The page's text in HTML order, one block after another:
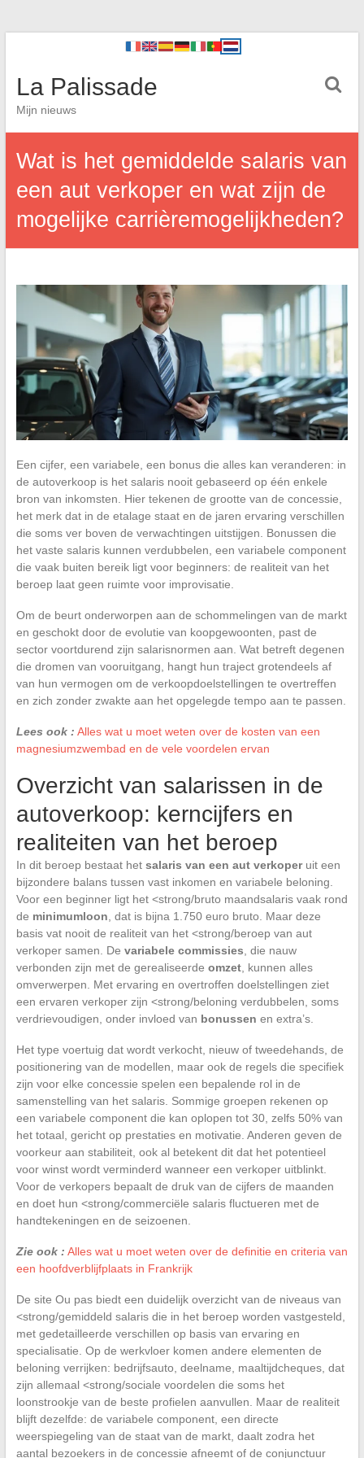
La Palissade
Mijn nieuws
Wat is het gemiddelde salaris van
een aut verkoper en wat zijn de
mogelijke carrièremogelijkheden?
Een cijfer, een variabele, een bonus die alles kan veranderen: in
de autoverkoop is het salaris nooit gebaseerd op één enkele
bron van inkomsten. Hier tekenen de grootte van de concessie,
het merk dat in de etalage staat en de jaren ervaring verschillen
die soms ver boven de verwachtingen uitstijgen. Bonussen die
het vaste salaris kunnen verdubbelen, een variabele component
die vaak buiten bereik ligt voor beginners: de realiteit van het
beroep laat geen ruimte voor improvisatie.
Om de beurt onderworpen aan de schommelingen van de markt
en geschokt door de evolutie van koopgewoonten, past de
sector voortdurend zijn salarisnormen aan. Wat betreft degenen
die dromen van vooruitgang, hangt hun traject grotendeels af
van hun vermogen om de verkoopdoelstellingen te overtreffen
en zich zonder zwakte aan het opgelegde tempo aan te passen.
Lees ook : Alles wat u moet weten over de kosten van een
magnesiumzwembad en de vele voordelen ervan
Overzicht van salarissen in de
autoverkoop: kerncijfers en
realiteiten van het beroep
In dit beroep bestaat het salaris van een aut verkoperuit een
bijzondere balans tussen vast inkomen en variabele beloning.
Voor een beginner ligt het <strong/bruto maandsalaris vaak rond
de minimumloon , dat is bijna 1.750 euro bruto. Maar deze
basis vat nooit de realiteit van het <strong/beroep van aut
verkoper samen. De variabele commissies , die nauw
verbonden zijn met de gerealiseerde omzet, kunnen alles
omverwerpen. Met ervaring en overtroffen doelstellingen ziet
een ervaren verkoper zijn <strong/beloning verdubbelen, soms
verdrievoudigen, onder invloed van bonussen en extra’s.
Het type voertuig dat wordt verkocht, nieuw of tweedehands, de
positionering van de modellen, maar ook de regels die specifiek
zijn voor elke concessie spelen een bepalende rol in de
samenstelling van het salaris. Sommige groepen rekenen op
een variabele component die kan oplopen tot 30, zelfs 50% van
het totaal, gericht op prestaties en motivatie. Anderen geven de
voorkeur aan stabiliteit, ook al betekent dit dat het potentieel
voor winst wordt verminderd wanneer een verkoper uitblinkt.
Voor de verkopers bepaalt de druk van de cijfers de maanden
en doet hun <strong/commerciële salaris fluctueren met de
handtekeningen en de seizoenen.
Zie ook : Alles wat u moet weten over de definitie en criteria van
een hoofdverblijfplaats in Frankrijk
De site Ou pas biedt een duidelijk overzicht van de niveaus van
<strong/gemiddeld salaris die in het beroep worden vastgesteld,
met gedetailleerde verschillen op basis van ervaring en
specialisatie. Op de werkvloer komen andere elementen de
beloning verrijken: bedrijfsauto, deelname, maaltijdcheques, dat
zijn allemaal <strong/sociale voordelen die soms het
loonstrookje van de beste profielen aanvullen. Maar de realiteit
blijft dezelfde: de variabele component, een directe
weerspiegeling van de staat van de markt, daalt zodra het
aantal bezoekers in de concessie afneemt of de conjunctuur